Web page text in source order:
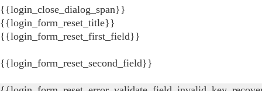
{{login_close_dialog_span}}
{{login_form_reset_title}}
{{login_form_reset_first_field}}
{{login_form_reset_second_field}}